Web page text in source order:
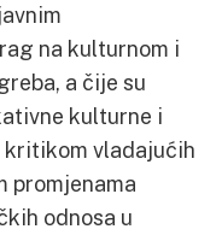
na kulturnom i
a čije su
kulturne i
vladajućih
promjenama
odnosa u